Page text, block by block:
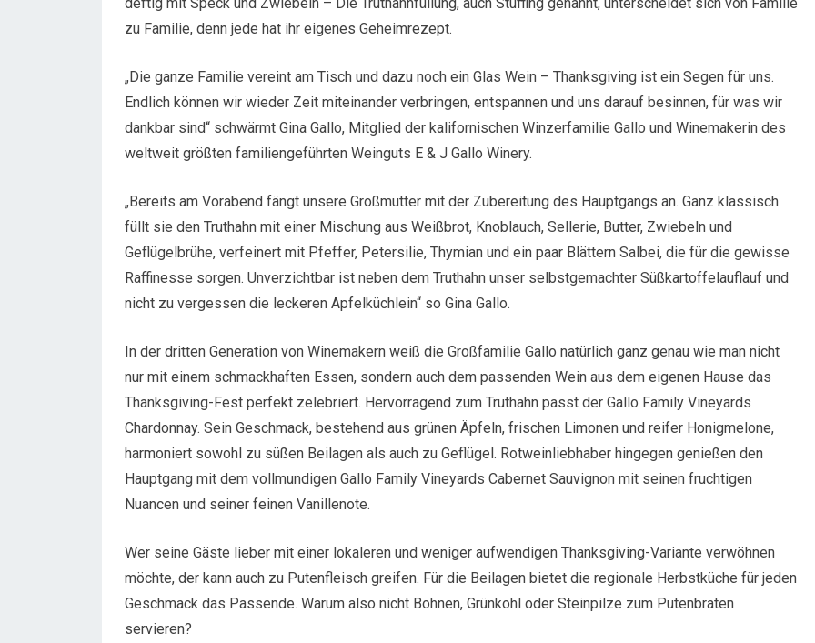
zu Familie, denn jede hat ihr eigenes Geheimrezept.
„Die ganze Familie vereint am Tisch und dazu noch ein Glas Wein – Thanksgiving ist ein Segen für uns.
Endlich können wir wieder Zeit miteinander verbringen, entspannen und uns darauf besinnen, für was wir
dankbar sind“ schwärmt Gina Gallo, Mitglied der kalifornischen Winzerfamilie Gallo und Winemakerin des
weltweit größten familiengeführten Weinguts E & J Gallo Winery.
„Bereits am Vorabend fängt unsere Großmutter mit der Zubereitung des Hauptgangs an. Ganz klassisch
füllt sie den Truthahn mit einer Mischung aus Weißbrot, Knoblauch, Sellerie, Butter, Zwiebeln und
Geflügelbrühe, verfeinert mit Pfeffer, Petersilie, Thymian und ein paar Blättern Salbei, die für die gewisse
Raffinesse sorgen. Unverzichtbar ist neben dem Truthahn unser selbstgemachter Süßkartoffelauflauf und
nicht zu vergessen die leckeren Apfelküchlein“ so Gina Gallo.
In der dritten Generation von Winemakern weiß die Großfamilie Gallo natürlich ganz genau wie man nicht
nur mit einem schmackhaften Essen, sondern auch dem passenden Wein aus dem eigenen Hause das
Thanksgiving-Fest perfekt zelebriert. Hervorragend zum Truthahn passt der Gallo Family Vineyards
Chardonnay. Sein Geschmack, bestehend aus grünen Äpfeln, frischen Limonen und reifer Honigmelone,
harmoniert sowohl zu süßen Beilagen als auch zu Geflügel. Rotweinliebhaber hingegen genießen den
Hauptgang mit dem vollmundigen Gallo Family Vineyards Cabernet Sauvignon mit seinen fruchtigen
Nuancen und seiner feinen Vanillenote.
Wer seine Gäste lieber mit einer lokaleren und weniger aufwendigen Thanksgiving-Variante verwöhnen
möchte, der kann auch zu Putenfleisch greifen. Für die Beilagen bietet die regionale Herbstküche für jeden
Geschmack das Passende. Warum also nicht Bohnen, Grünkohl oder Steinpilze zum Putenbraten
servieren?